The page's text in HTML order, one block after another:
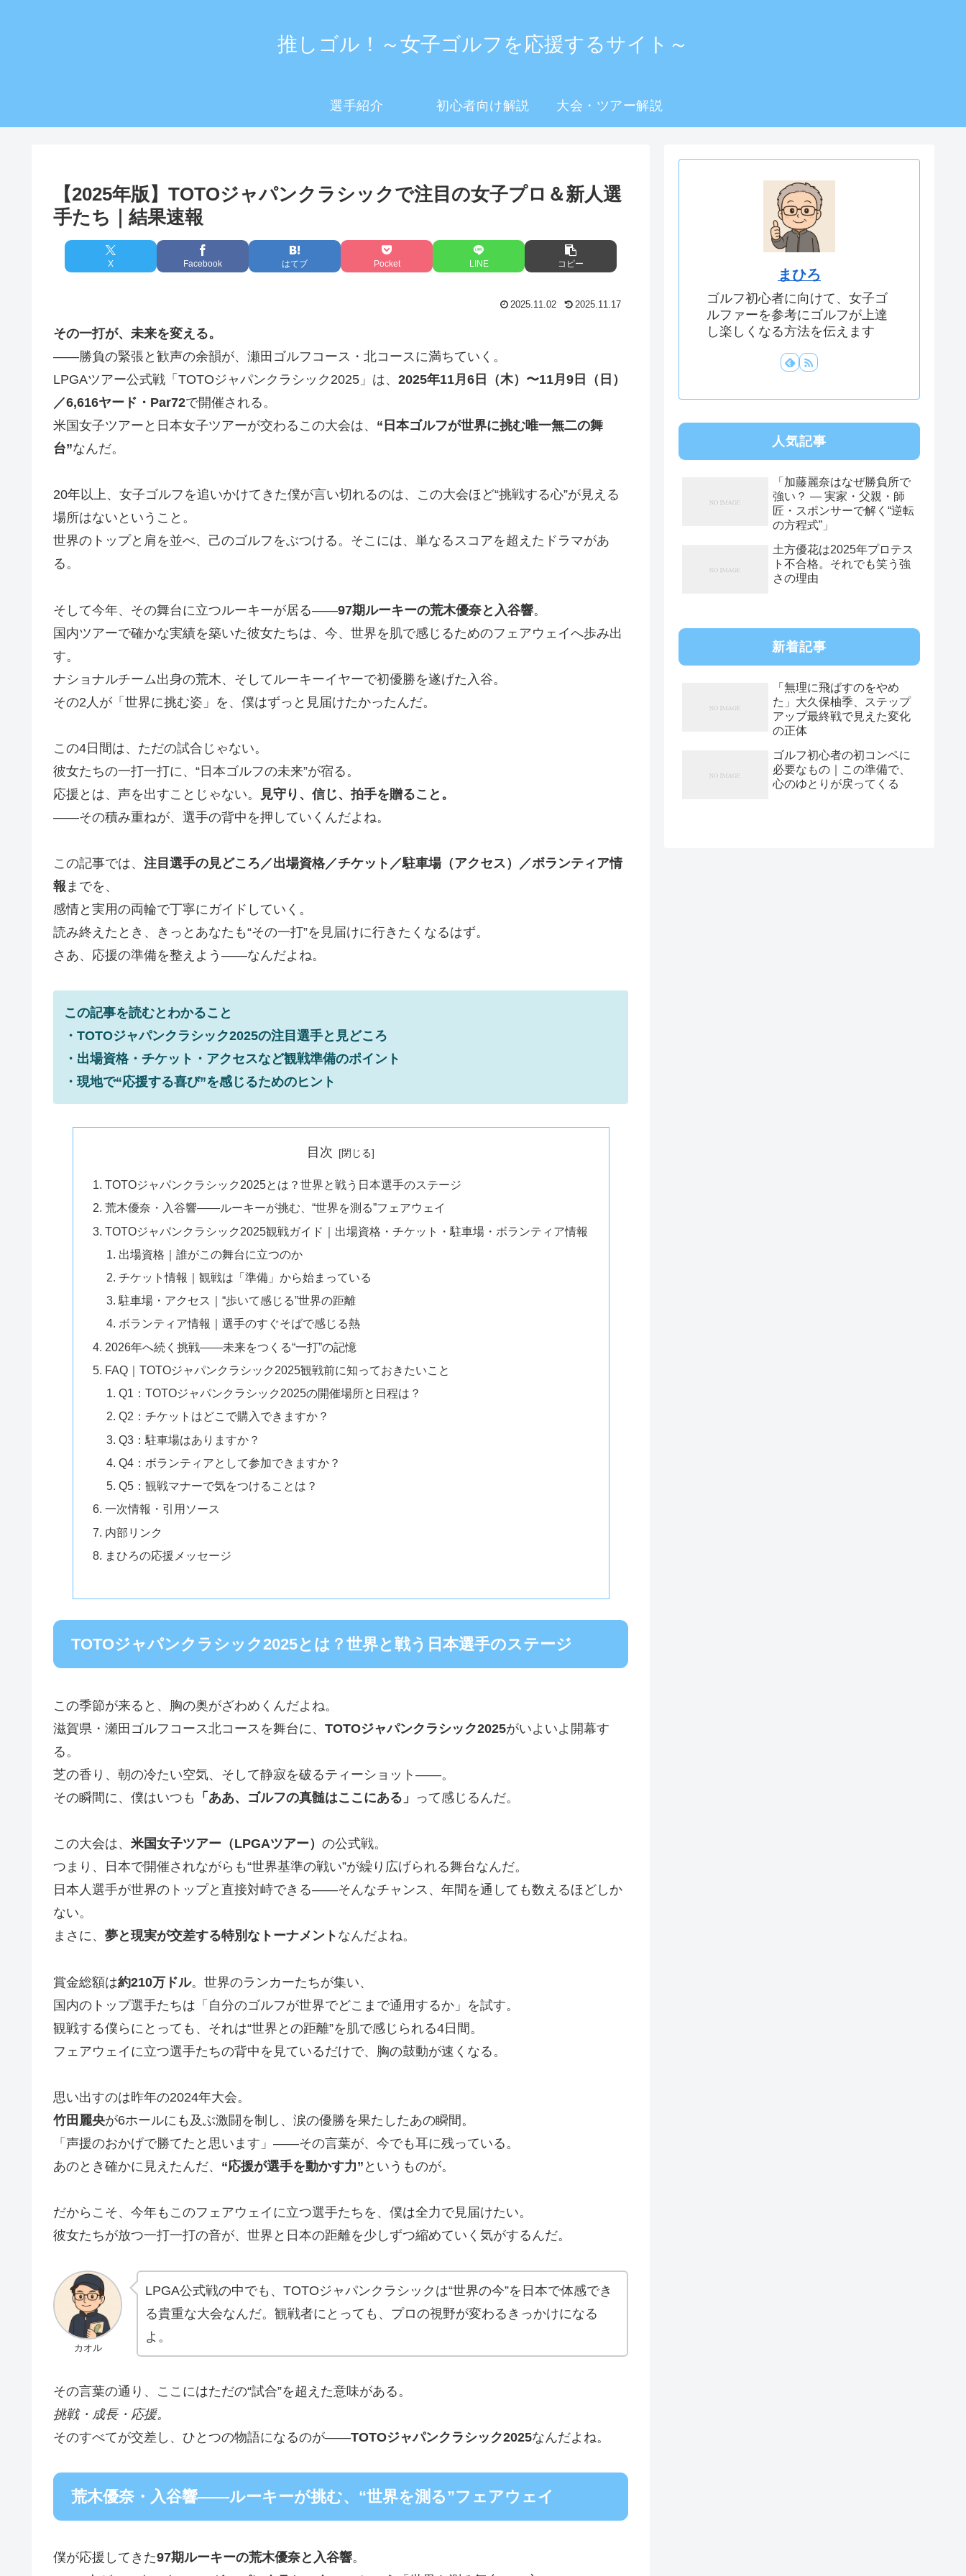
推しゴル！～女子ゴルフを応援するサイト～
選手紹介 初心者向け解説 大会・ツアー解説
【2025年版】TOTOジャパンクラシックで注目の女子プロ＆新人選
手たち｜結果速報
X Facebook はてブ Pocket LINE コピー
2025.11.02 2025.11.17
その一打が、未来を変える。
――勝負の緊張と歓声の余韻が、瀬田ゴルフコース・北コースに満ちていく。
LPGAツアー公式戦「TOTOジャパンクラシック2025」は、 2025年11月6日（木）〜11月9日（日）
／6,616ヤード・Par72で開催される。
米国女子ツアーと日本女子ツアーが交わるこの大会は、 “日本ゴルフが世界に挑む唯一無二の舞
台”なんだ。
20年以上、女子ゴルフを追いかけてきた僕が言い切れるのは、この大会ほど“挑戦する心”が見える
場所はないということ。
世界のトップと肩を並べ、己のゴルフをぶつける。そこには、単なるスコアを超えたドラマがあ
る。
そして今年、その舞台に立つルーキーが居る――97期ルーキーの荒木優奈と入谷響。
国内ツアーで確かな実績を築いた彼女たちは、今、世界を肌で感じるためのフェアウェイへ歩み出
す。
ナショナルチーム出身の荒木、そしてルーキーイヤーで初優勝を遂げた入谷。
その2人が「世界に挑む姿」を、僕はずっと見届けたかったんだ。
この4日間は、ただの試合じゃない。
彼女たちの一打一打に、“日本ゴルフの未来”が宿る。
応援とは、声を出すことじゃない。
見守り、信じ、拍手を贈ること。
――その積み重ねが、選手の背中を押していくんだよね。
この記事では、 注目選手の見どころ／出場資格／チケット／駐車場（アクセス）／ボランティア情
報 までを、
感情と実用の両輪で丁寧にガイドしていく。
読み終えたとき、きっとあなたも“その一打”を見届けに行きたくなるはず。
さあ、応援の準備を整えよう――なんだよね。
この記事を読むとわかること
・TOTOジャパンクラシック2025の注目選手と見どころ
・出場資格・チケット・アクセスなど観戦準備のポイント
・現地で“応援する喜び”を感じるためのヒント
目次
TOTOジャパンクラシック2025とは？世界と戦う日本選手のステージ
荒木優奈・入谷響――ルーキーが挑む、“世界を測る”フェアウェイ
TOTOジャパンクラシック2025観戦ガイド｜出場資格・チケット・駐車場・ボランティア情報
出場資格｜誰がこの舞台に立つのか
チケット情報｜観戦は「準備」から始まっている
駐車場・アクセス｜“歩いて感じる”世界の距離
ボランティア情報｜選手のすぐそばで感じる熱
2026年へ続く挑戦――未来をつくる“一打”の記憶
FAQ｜TOTOジャパンクラシック2025観戦前に知っておきたいこと
Q1：TOTOジャパンクラシック2025の開催場所と日程は？
Q2：チケットはどこで購入できますか？
Q3：駐車場はありますか？
Q4：ボランティアとして参加できますか？
Q5：観戦マナーで気をつけることは？
一次情報・引用ソース
内部リンク
まひろの応援メッセージ
TOTOジャパンクラシック2025とは？世界と戦う日本選手のステージ
この季節が来ると、胸の奥がざわめくんだよね。
滋賀県・瀬田ゴルフコース北コースを舞台に、 TOTOジャパンクラシック2025がいよいよ開幕す
る。
芝の香り、朝の冷たい空気、そして静寂を破るティーショット――。
その瞬間に、僕はいつも
「ああ、ゴルフの真髄はここにある」 って感じるんだ。
この大会は、 米国女子ツアー（LPGAツアー） の公式戦。
つまり、日本で開催されながらも“世界基準の戦い”が繰り広げられる舞台なんだ。
日本人選手が世界のトップと直接対峙できる――そんなチャンス、年間を通しても数えるほどしか
ない。
まさに、 夢と現実が交差する特別なトーナメント なんだよね。
賞金総額は約210万ドル。世界のランカーたちが集い、
国内のトップ選手たちは「自分のゴルフが世界でどこまで通用するか」を試す。
観戦する僕らにとっても、それは“世界との距離”を肌で感じられる4日間。
フェアウェイに立つ選手たちの背中を見ているだけで、胸の鼓動が速くなる。
思い出すのは昨年の2024年大会。
竹田麗央が6ホールにも及ぶ激闘を制し、涙の優勝を果たしたあの瞬間。
「声援のおかげで勝てたと思います」――その言葉が、今でも耳に残っている。
あのとき確かに見えたんだ、 “応援が選手を動かす力” というものが。
だからこそ、今年もこのフェアウェイに立つ選手たちを、僕は全力で見届けたい。
彼女たちが放つ一打一打の音が、世界と日本の距離を少しずつ縮めていく気がするんだ。
カオル
LPGA公式戦の中でも、TOTOジャパンクラシックは“世界の今”を日本で体感でき
る貴重な大会なんだ。観戦者にとっても、プロの視野が変わるきっかけになる
よ。
その言葉の通り、ここにはただの“試合”を超えた意味がある。
挑戦・成長・応援。
そのすべてが交差し、ひとつの物語になるのが――TOTOジャパンクラシック2025なんだよね。
荒木優奈・入谷響――ルーキーが挑む、“世界を測る”フェアウェイ
僕が応援してきた97期ルーキーの荒木優奈と入谷響。
まひろ
ゴルフ初心者に向けて、女子ゴ
ルファーを参考にゴルフが上達
し楽しくなる方法を伝えます
人気記事
「加藤麗奈はなぜ勝負所で
強い？ ― 実家・父親・師
匠・スポンサーで解く“逆転
の方程式”」
土方優花は2025年プロテス
ト不合格。それでも笑う強
さの理由
新着記事
「無理に飛ばすのをやめ
た」大久保柚季、ステップ
アップ最終戦で見えた変化
の正体
ゴルフ初心者の初コンペに
必要なもの｜この準備で、
心のゆとりが戻ってくる